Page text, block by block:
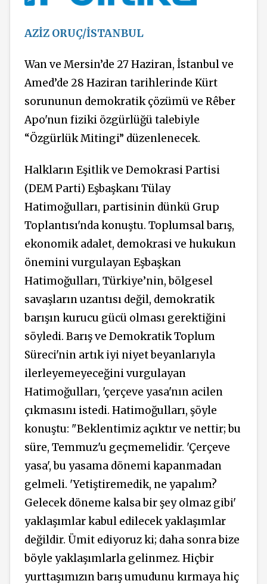
AZİZ ORUÇ/İSTANBUL
Wan ve Mersin’de 27 Haziran, İstanbul ve
Amed’de 28 Haziran tarihlerinde Kürt
sorununun demokratik çözümü ve Rêber
Apo'nun fiziki özgürlüğü talebiyle
“Özgürlük Mitingi” düzenlenecek.
Halkların Eşitlik ve Demokrasi Partisi
(DEM Parti) Eşbaşkanı Tülay
Hatimoğulları, partisinin dünkü Grup
Toplantısı'nda konuştu. Toplumsal barış,
ekonomik adalet, demokrasi ve hukukun
önemini vurgulayan Eşbaşkan
Hatimoğulları, Türkiye’nin, bölgesel
savaşların uzantısı değil, demokratik
barışın kurucu gücü olması gerektiğini
söyledi. Barış ve Demokratik Toplum
Süreci'nin artık iyi niyet beyanlarıyla
ilerleyemeyeceğini vurgulayan
Hatimoğulları, 'çerçeve yasa'nın acilen
çıkmasını istedi. Hatimoğulları, şöyle
konuştu: "Beklentimiz açıktır ve nettir; bu
süre, Temmuz'u geçmemelidir. 'Çerçeve
yasa', bu yasama dönemi kapanmadan
gelmeli. 'Yetiştiremedik, ne yapalım?
Gelecek döneme kalsa bir şey olmaz gibi'
yaklaşımlar kabul edilecek yaklaşımlar
değildir. Ümit ediyoruz ki; daha sonra bize
böyle yaklaşımlarla gelinmez. Hiçbir
yurttaşımızın barış umudunu kırmaya hiç